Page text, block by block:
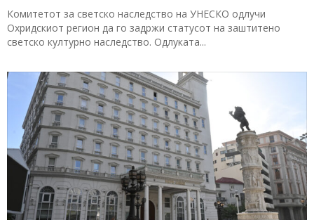
Комитетот за светско наследство на УНЕСКО одлучи
Охридскиот регион да го задржи статусот на заштитено
светско културно наследство. Одлуката...